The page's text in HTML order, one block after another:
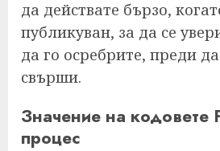
да действате бързо,
публикуван, за да се
да го осребрите, преди
свърши.
Значение на кодовете
процес